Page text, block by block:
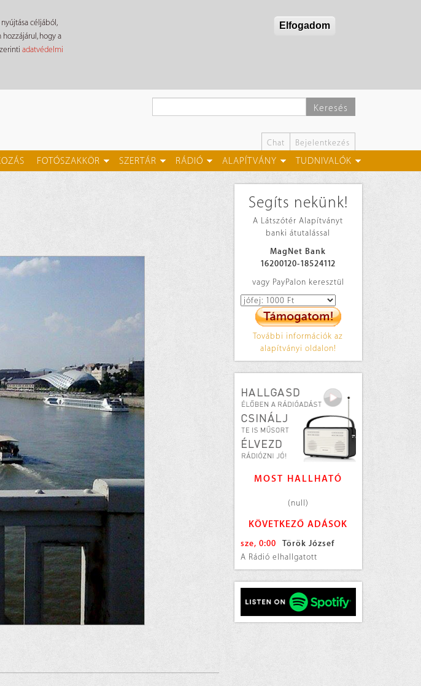
céljából,
hogy a
adatvédelmi
Elfogadom
Keresés
Chat Bejelentkezés
FOTÓSZAKKÖR SZERTÁR RÁDIÓ ALAPÍTVÁNY TUDNIVALÓK
Segíts nekünk!
A Látszótér Alapítványt
banki átutalással
MagNet Bank
16200120-18524112
vagy PayPalon keresztül
További információk az
alapítványi oldalon!
MOST HALLHATÓ
(null)
KÖVETKEZŐ ADÁSOK
sze, 0:00
Török József
A Rádió elhallgatott